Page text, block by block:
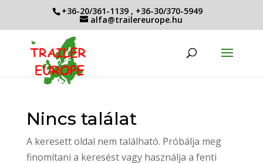
+36-20/361-1139 , +36-30/370-5949
alfa@trailereurope.hu
Nincs találat
A keresett oldal nem található. Próbálja meg
finomítani a keresést vagy használja a fenti